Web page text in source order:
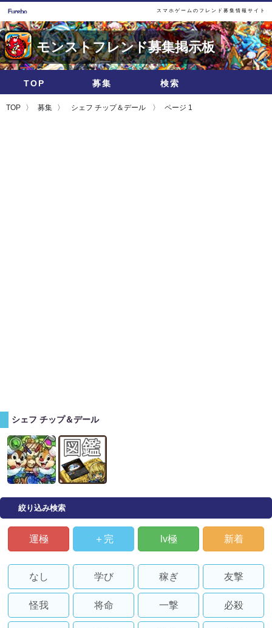
スマホゲームのフレンド募集情報サイト
モンストフレンド募集掲示板
TOP 募集 検索
TOP 募集 シェフ チップ＆デール ページ 1
シェフ チップ＆デール
絞り込み検索
運極 ＋完 lv極 新着
なし 学び 稼ぎ 友撃
怪我 将命 一撃 必殺